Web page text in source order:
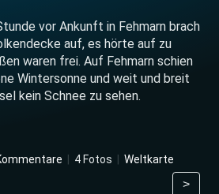
vor Ankunft in Fehmarn brach
auf, es hörte auf zu
waren frei. Auf Fehmarn schien
Wintersonne und weit und breit
kein Schnee zu sehen.
4 Fotos Weltkarte
>